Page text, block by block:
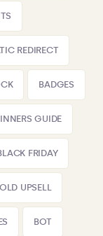
REDIRECT
BADGES
GUIDE
FRIDAY
UPSELL
BOT